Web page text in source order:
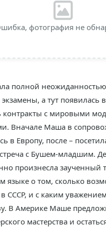
фотография не
полной
а тут появилась
контракты с мировыми
Вначале Маша в
в Европу, после –
с Бушем-младшим.
произнесла заученный
языке о том, сколько
СССР, и с каким
В Америке Маше
мастерства и